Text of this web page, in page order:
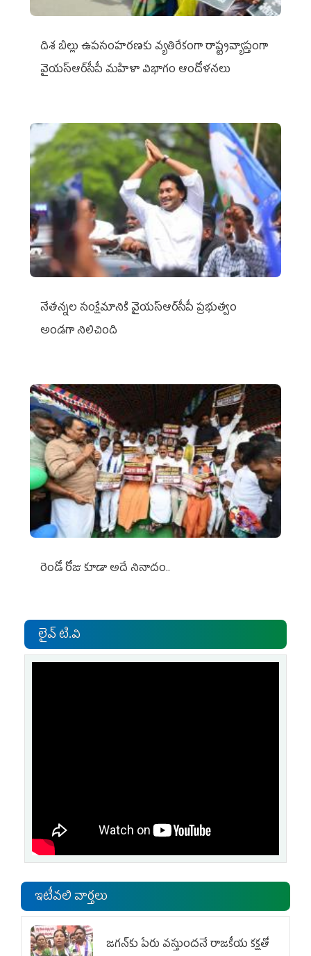
దిశ బిల్లు ఉపసంహరణకు వ్యతిరేకంగా రాష్ట్రవ్యాప్తంగా
వైయ‌స్ఆర్‌సీపీ మహిళా విభాగం ఆందోళనలు
నేతన్నల సంక్షేమానికి వైయ‌స్ఆర్‌సీపీ ప్రభుత్వం
అండగా నిలిచింది
రెండో రోజు కూడా అదే నినాదం..
లైవ్ టి.వి
ఇటీవలి వార్తలు
జగన్‌కు పేరు వస్తుందనే రాజకీయ కక్షతో